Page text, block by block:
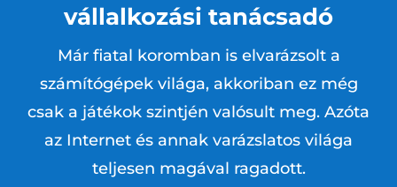
vállalkozási tanácsadó
Már fiatal koromban is elvarázsolt a
számítógépek világa, akkoriban ez még
csak a játékok szintjén valósult meg. Azóta
az Internet és annak varázslatos világa
teljesen magával ragadott.